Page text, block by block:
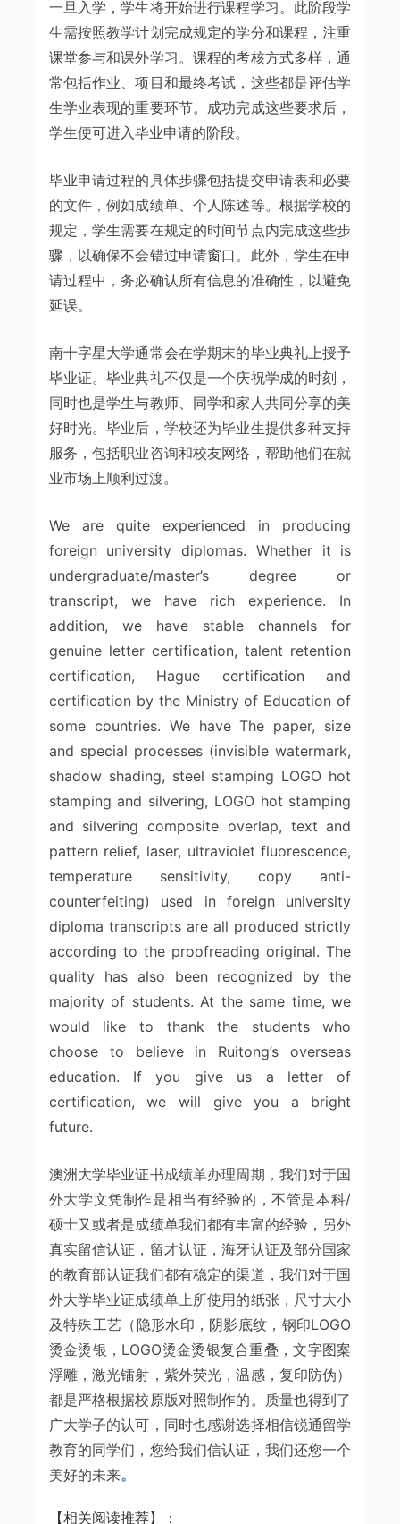
一旦入学，学生将开始进行课程学习。此阶段学
生需按照教学计划完成规定的学分和课程，注重
课堂参与和课外学习。课程的考核方式多样，通
常包括作业、项目和最终考试，这些都是评估学
生学业表现的重要环节。成功完成这些要求后，
学生便可进入毕业申请的阶段。
毕业申请过程的具体步骤包括提交申请表和必要
的文件，例如成绩单、个人陈述等。根据学校的
规定，学生需要在规定的时间节点内完成这些步
骤，以确保不会错过申请窗口。此外，学生在申
请过程中，务必确认所有信息的准确性，以避免
延误。
南十字星大学通常会在学期末的毕业典礼上授予
毕业证。毕业典礼不仅是一个庆祝学成的时刻，
同时也是学生与教师、同学和家人共同分享的美
好时光。毕业后，学校还为毕业生提供多种支持
服务，包括职业咨询和校友网络，帮助他们在就
业市场上顺利过渡。
We are quite experienced in producing
foreign university diplomas. Whether it is
undergraduate/master’s degree or
transcript, we have rich experience. In
addition, we have stable channels for
genuine letter certification, talent retention
certification, Hague certification and
certification by the Ministry of Education of
some countries. We have The paper, size
and special processes (invisible watermark,
shadow shading, steel stamping LOGO hot
stamping and silvering, LOGO hot stamping
and silvering composite overlap, text and
pattern relief, laser, ultraviolet fluorescence,
temperature sensitivity, copy anti-
counterfeiting) used in foreign university
diploma transcripts are all produced strictly
according to the proofreading original. The
quality has also been recognized by the
majority of students. At the same time, we
would like to thank the students who
choose to believe in Ruitong’s overseas
education. If you give us a letter of
certification, we will give you a bright
future.
澳洲大学毕业证书成绩单办理周期，我们对于国
外大学文凭制作是相当有经验的，不管是本科/
硕士又或者是成绩单我们都有丰富的经验，另外
真实留信认证，留才认证，海牙认证及部分国家
的教育部认证我们都有稳定的渠道，我们对于国
外大学毕业证成绩单上所使用的纸张，尺寸大小
及特殊工艺（隐形水印，阴影底纹，钢印LOGO
烫金烫银，LOGO烫金烫银复合重叠，文字图案
浮雕，激光镭射，紫外荧光，温感，复印防伪）
都是严格根据校原版对照制作的。质量也得到了
广大学子的认可，同时也感谢选择相信锐通留学
教育的同学们，您给我们信认证，我们还您一个
美好的未来。
【相关阅读推荐】：